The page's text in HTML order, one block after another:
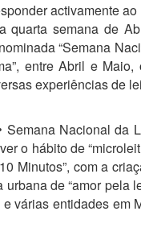
activamente
quarta semana de
“Semana
entre Abril e
experiências de
Semana Nacional da
o hábito de
Minutos”, com a
urbana de “amor pela
várias entidades em